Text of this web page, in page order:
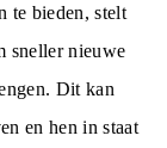
te bieden, stelt
sneller nieuwe
Dit kan
en hen in staat